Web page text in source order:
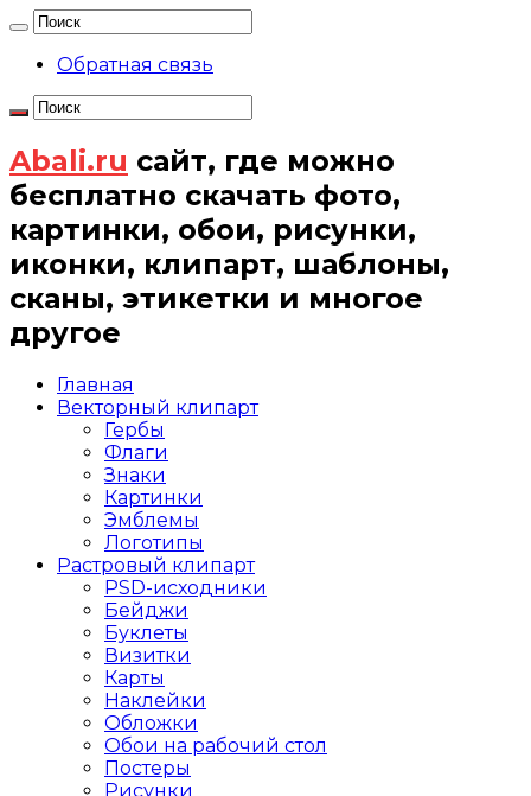
Обратная связь
Abali.ru сайт, где можно
бесплатно скачать фото,
картинки, обои, рисунки,
иконки, клипарт, шаблоны,
сканы, этикетки и многое
другое
Главная
Векторный клипарт
Гербы
Флаги
Знаки
Картинки
Эмблемы
Логотипы
Растровый клипарт
PSD-исходники
Бейджи
Буклеты
Визитки
Карты
Наклейки
Обложки
Обои на рабочий стол
Постеры
Рисунки